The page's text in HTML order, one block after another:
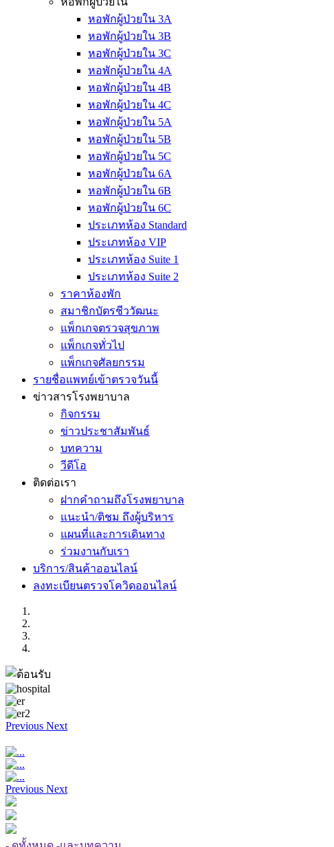
หอพักผู้ป่วยใน 3A
หอพักผู้ป่วยใน 3B
หอพักผู้ป่วยใน 3C
หอพักผู้ป่วยใน 4A
หอพักผู้ป่วยใน 4B
หอพักผู้ป่วยใน 4C
หอพักผู้ป่วยใน 5A
หอพักผู้ป่วยใน 5B
หอพักผู้ป่วยใน 5C
หอพักผู้ป่วยใน 6A
หอพักผู้ป่วยใน 6B
หอพักผู้ป่วยใน 6C
ประเภทห้อง Standard
ประเภทห้อง VIP
ประเภทห้อง Suite 1
ประเภทห้อง Suite 2
ราคาห้องพัก
สมาชิกบัตรชีววัฒนะ
แพ็กเกจตรวจสุขภาพ
แพ็กเกจทั่วไป
แพ็กเกจศัลยกรรม
รายชื่อแพทย์เข้าตรวจวันนี้
ข่าวสารโรงพยาบาล
กิจกรรม
ข่าวประชาสัมพันธ์
บทความ
วีดีโอ
ติดต่อเรา
ฝากคำถามถึงโรงพยาบาล
แนะนำ/ติชม ถึงผู้บริหาร
แผนที่และการเดินทาง
ร่วมงานกับเรา
บริการ/สินค้าออนไลน์
ลงทะเบียนตรวจโควิดออนไลน์
Previous Next
Previous Next